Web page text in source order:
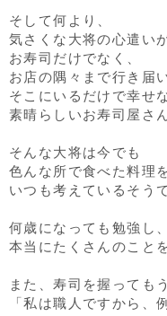
そして何より、
気さくな大将の心遣い
お寿司だけでなく、
お店の隅々まで行き届
そこにいるだけで幸せ
素晴らしいお寿司屋さ
そんな大将は今でも
色んな所で食べた料理
いつも考えているそう
何歳になっても勉強し
本当にたくさんのこと
また、寿司を握っても
「私は職人ですから、